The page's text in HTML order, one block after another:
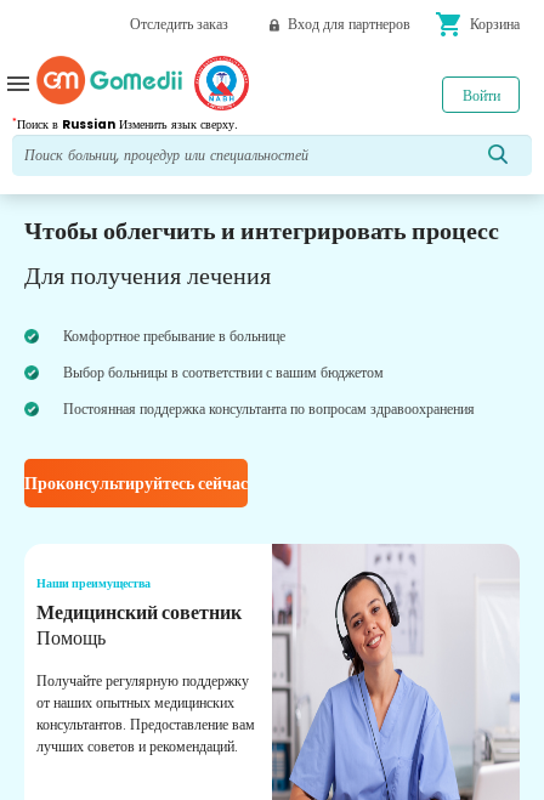
Отследить заказ Вход для партнеров shopping_cart Корзина
*Поиск в Russian Изменить язык сверху.
Войти
menu
Чтобы облегчить и интегрировать процесс
Для получения лечения
Комфортное пребывание в больнице
Выбор больницы в соответствии с вашим бюджетом
Постоянная поддержка консультанта по вопросам здравоохранения
Проконсультируйтесь сейчас
Наши преимущества
Медицинский советник
Помощь
Получайте регулярную поддержку
от наших опытных медицинских
консультантов. Предоставление вам
лучших советов и рекомендаций.